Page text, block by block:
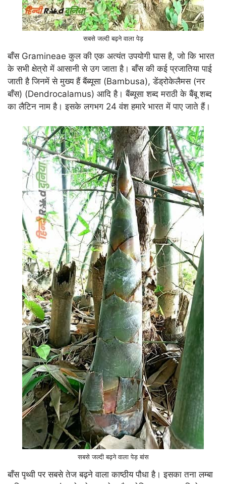
सबसे जल्दी बढ़ने वाला पेड़
बाँस Gramineae कुल की एक अत्यंत उपयोगी घास है, जो कि भारत
के सभी क्षेत्रो में आसानी से उग जाता है। बाँस की कई प्रजातिया पाई
जाती है जिनमें से मुख्य हैं बैंब्यूसा (Bambusa), डेंड्रोकेलैमस (नर
बाँस) (Dendrocalamus) आदि है। बैंब्यूसा शब्द मराठी के बैंबू शब्द
का लैटिन नाम है। इसके लगभग 24 वंश हमारे भारत में पाए जाते हैं।
सबसे जल्दी बढ़ने वाला पेड़ बांस
बाँस पृथ्वी पर सबसे तेज बढ़ने वाला काष्ठीय पौधा है। इसका तना लम्बा